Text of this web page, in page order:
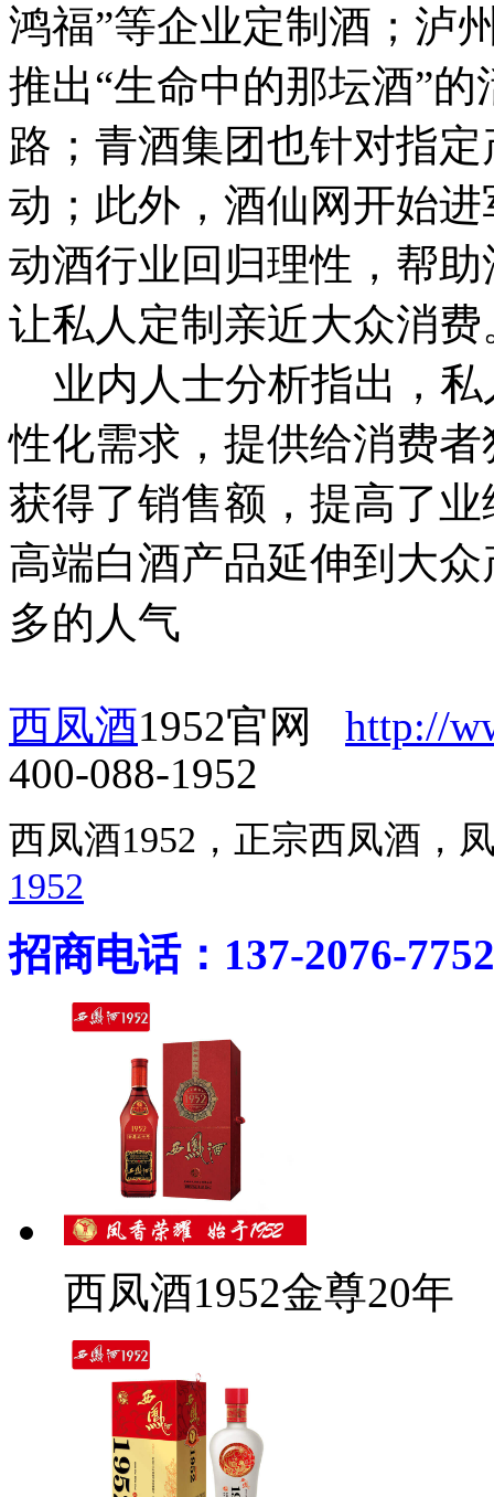
鸿福”等企业定制酒；泸
推出“生命中的那坛酒”
路；青酒集团也针对指
动；此外，酒仙网开始
动酒行业回归理性，帮
让私人定制亲近大众消费
业内人士分析指出，私
性化需求，提供给消费
获得了销售额，提高了
高端白酒产品延伸到大
多的人气
西凤酒1952官网 http://
400-088-1952
西凤酒1952，正宗西凤酒
1952
招商电话：137-2076-7752
西凤酒1952金尊20年